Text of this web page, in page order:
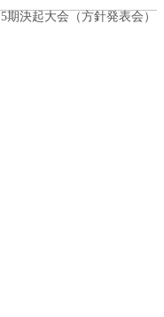
期決起大会（方針発表会）